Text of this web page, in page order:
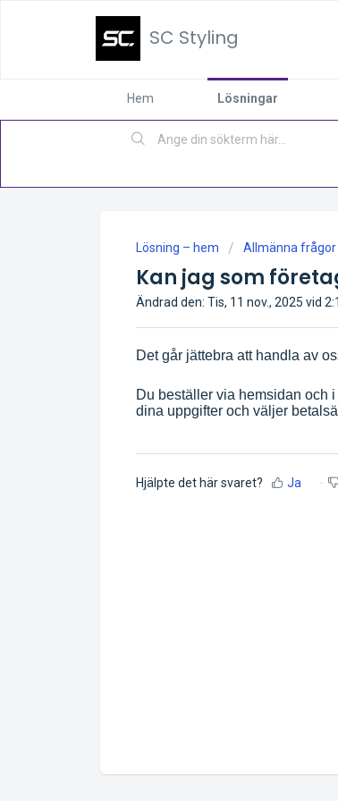
SC Styling
Hem Lösningar
Lösning – hem Allmänna frågor
Kan jag som
Ändrad den: Tis, 11 nov., 2025 vid
Det går jättebra att handla av
Du beställer via hemsidan och
dina uppgifter och väljer
Hjälpte det här svaret? Ja